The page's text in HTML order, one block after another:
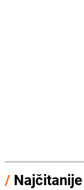
/ Najčitanije